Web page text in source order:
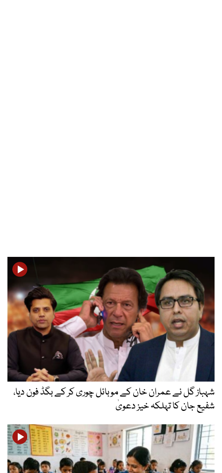
شہباز گل نے عمران خان کے موبائل چوری کر کے بگڈ فون دیا،
شفیع جان کا تہلکہ خیز دعویٰ